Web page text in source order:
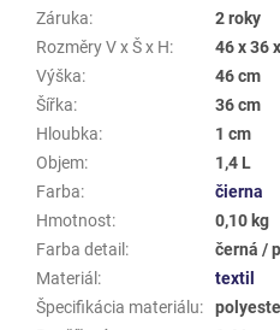
Záruka:
2 roky
Rozměry V x Š x H:
46 x 36
Výška:
46 cm
Šířka:
36 cm
Hloubka:
1 cm
Objem:
1,4 L
Farba:
čierna
Hmotnost:
0,10 kg
Farba detail :
černá /
Materiál :
textil
Špecifikácia materiálu: